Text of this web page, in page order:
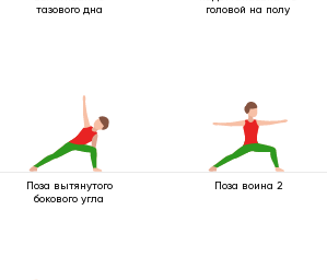
тазового дна
головой на полу
Поза вытянутого
бокового угла
Поза воина 2